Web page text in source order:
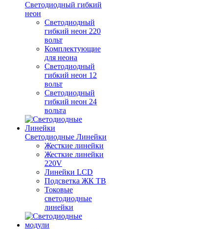
Светодиодный гибкий
неон
Светодиодный
гибкий неон 220
вольт
Комплектующие
для неона
Светодиодный
гибкий неон 12
вольт
Светодиодный
гибкий неон 24
вольта
Светодиодные Линейки
Жесткие линейки
Жесткие линейки
220V
Линейки LCD
Подсветка ЖК ТВ
Токовые
светодиодные
линейки